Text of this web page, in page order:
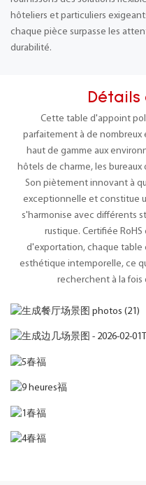
hôteliers et particuliers
chaque pièce surpasse les
durabilité.
Cette table d'appoint
parfaitement à de nombreux
haut de gamme aux
hôtels de charme, les
Son piètement innovant à
exceptionnelle et constitue
s'harmonise avec différents
rustique. Certifiée
d'exportation, chaque table
esthétique intemporelle, ce
recherchent à la